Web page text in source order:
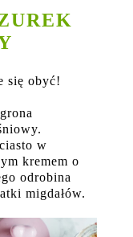
się obyć!
w
kremem o
odrobina
migdałów.